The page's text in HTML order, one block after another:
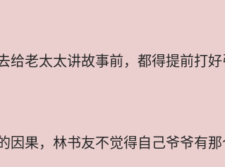
给老太太讲故事前，都得提前打
因果，林书友不觉得自己爷爷有那